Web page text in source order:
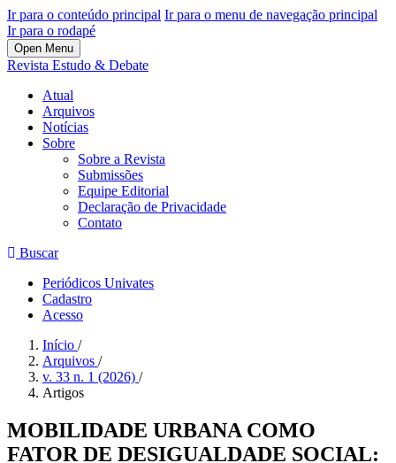
Ir para o conteúdo principal Ir para o menu de navegação principal
Ir para o rodapé
Open Menu
Revista Estudo & Debate
Atual
Arquivos
Notícias
Sobre
Sobre a Revista
Submissões
Equipe Editorial
Declaração de Privacidade
Contato
Buscar
Periódicos Univates
Cadastro
Acesso
Início /
Arquivos /
v. 33 n. 1 (2026) /
Artigos
MOBILIDADE URBANA COMO
FATOR DE DESIGUALDADE SOCIAL: